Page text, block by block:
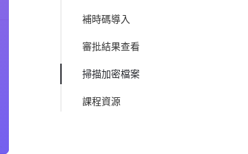
補時碼導入
審批結果查看
掃描加密檔案
課程資源